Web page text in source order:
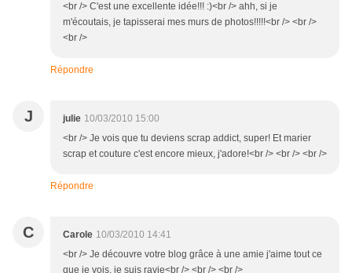
<br /> C'est une excellente idée!!! :)<br /> ahh, si je
m'écoutais, je tapisserai mes murs de photos!!!!!<br /> <br />
<br />
Répondre
J julie 10/03/2010 15:00
<br /> Je vois que tu deviens scrap addict, super! Et marier
scrap et couture c'est encore mieux, j'adore!<br /> <br /> <br />
Répondre
C Carole 10/03/2010 14:41
<br /> Je découvre votre blog grâce à une amie j'aime tout ce
que je vois. je suis ravie<br /> <br /> <br />